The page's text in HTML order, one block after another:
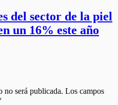
del sector de la piel
un 16% este año
no será publicada. Los campos